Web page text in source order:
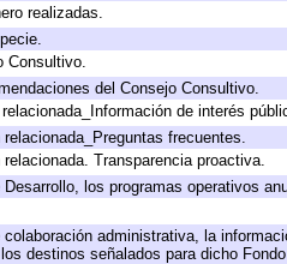
realizadas.
Consultivo.
del Consejo Consultivo.
de interés
frecuentes.
Transparencia proactiva.
los programas operativos
administrativa, la
destinos señalados para dicho